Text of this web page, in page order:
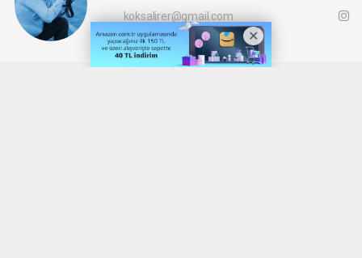
koksalirer@gmail.com